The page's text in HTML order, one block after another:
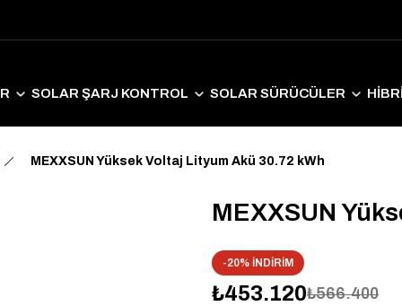
SOLAR ŞARJ KONTROL SOLAR SÜRÜCÜLER
MEXXSUN Yüksek Voltaj Lityum Akü 30.72 kWh
MEXXSUN
-20% İNDİRİM
₺453.120₺566.400